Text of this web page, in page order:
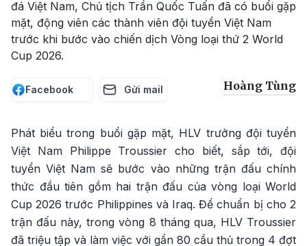
đá Việt Nam, Chủ tịch Trần Quốc Tuấn đã có buổi gặp
mặt, động viên các thành viên đội tuyển Việt Nam
trước khi bước vào chiến dịch Vòng loại thứ 2 World
Cup 2026.
Facebook Gửi mail Hoàng Tùng
Phát biểu trong buổi gặp mặt, HLV trưởng đội tuyển
Việt Nam Philippe Troussier cho biết, sắp tới, đội
tuyển Việt Nam sẽ bước vào những trận đấu chính
thức đầu tiên gồm hai trận đấu của vòng loại World
Cup 2026 trước Philippines và Iraq. Để chuẩn bị cho 2
trận đấu này, trong vòng 8 tháng qua, HLV Troussier
đã triệu tập và làm việc với gần 80 cầu thủ trong 4 đợt